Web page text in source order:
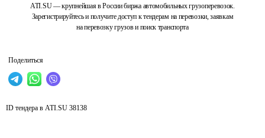
ATI.SU — крупнейшая в России биржа автомобильных грузоперевозок.
Зарегистрируйтесь и получите доступ к тендерам на перевозки, заявкам
на перевозку грузов и поиск транспорта
Поделиться
ID тендера в ATI.SU 38138